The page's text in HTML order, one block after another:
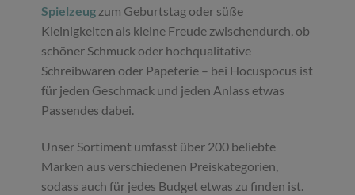
Spielzeug zum Geburtstag oder süße
Kleinigkeiten als kleine Freude zwischendurch, ob
schöner Schmuck oder hochqualitative
Schreibwaren oder Papeterie – bei Hocuspocus ist
für jeden Geschmack und jeden Anlass etwas
Passendes dabei.
Unser Sortiment umfasst über 200 beliebte
Marken aus verschiedenen Preiskategorien,
sodass auch für jedes Budget etwas zu finden ist.